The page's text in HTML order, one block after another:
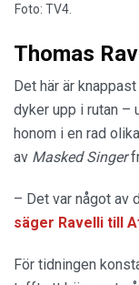
Foto: TV4.
Thomas
Det här är
dyker upp i rutan –
honom i en rad
av Masked Singer
– Det var något av
säger Ravelli till
För tidningen